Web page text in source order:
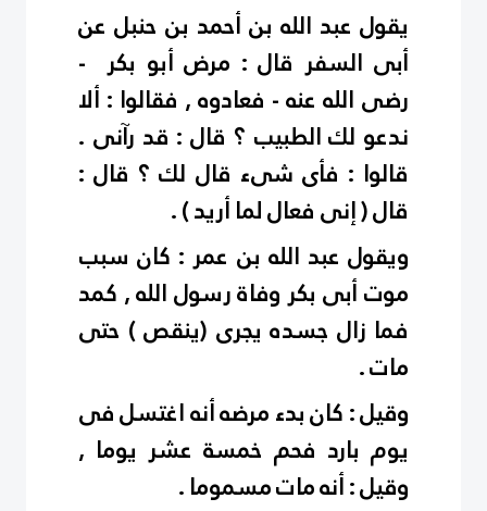
يقول عبد الله بن أحمد بن حنبل عن
أبى السفر قال : مرض أبو بكر -
رضى الله عنه - فعادوه , فقالوا : ألا
ندعو لك الطبيب ؟ قال : قد رآنى .
قالوا : فأى شىء قال لك ؟ قال :
قال ( إنى فعال لما أريد ) .
ويقول عبد الله بن عمر : كان سبب
موت أبى بكر وفاة رسول الله , كمد
فما زال جسده يجرى (ينقص ) حتى
مات .
وقيل : كان بدء مرضه أنه اغتسل فى
يوم بارد فحم خمسة عشر يوما ,
وقيل : أنه مات مسموما .